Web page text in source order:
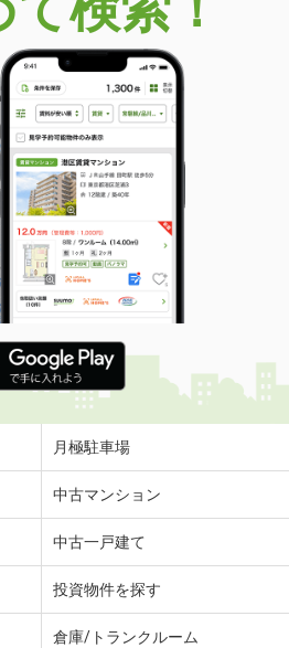
月極駐車場
中古マンション
中古一戸建て
投資物件を探す
倉庫/トランクルーム